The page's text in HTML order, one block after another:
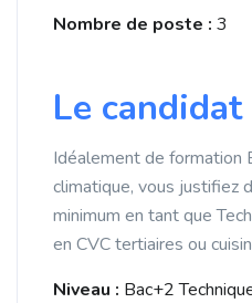
Nombre de poste : 3
Le candidat
Idéalement de formation
climatique, vous justifiez
minimum en tant que
en CVC tertiaires ou
Niveau : Bac+2